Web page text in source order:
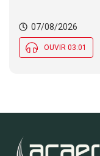
07/08/2026
OUVIR 03:01